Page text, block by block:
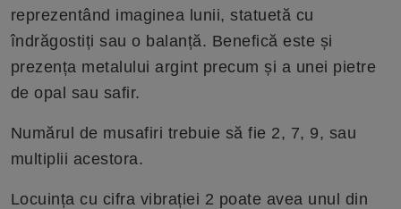
reprezentând imaginea lunii, statuetă cu
îndrăgostiți sau o balanță. Benefică este și
prezența metalului argint precum și a unei pietre
de opal sau safir.
Numărul de musafiri trebuie să fie 2, 7, 9, sau
multiplii acestora.
Locuința cu cifra vibrației 2 poate avea unul din